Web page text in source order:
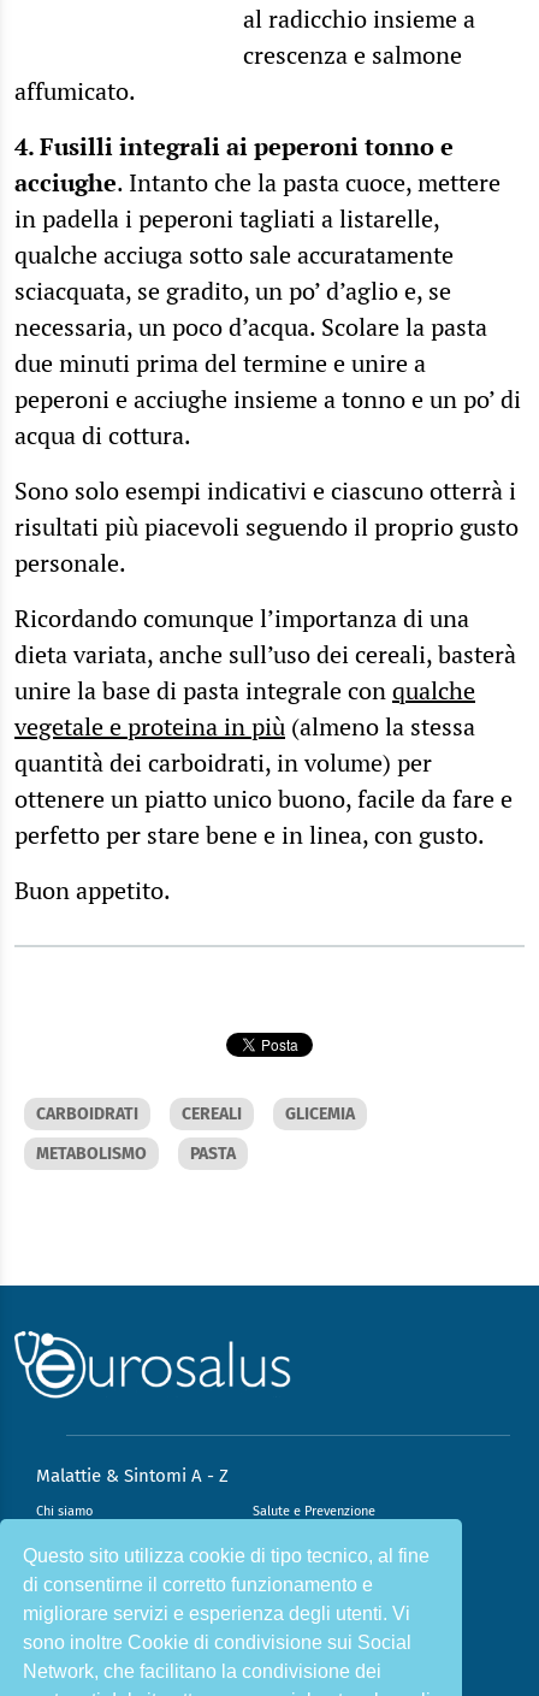
Questo sito utilizza cookie di tipo tecnico, al fine
di consentirne il corretto funzionamento e
migliorare servizi e esperienza degli utenti. Vi
sono inoltre Cookie di condivisione sui Social
Network, che facilitano la condivisione dei
al radicchio insieme a
crescenza e salmone
affumicato.
4. Fusilli integrali ai peperoni tonno e
acciughe. Intanto che la pasta cuoce, mettere
in padella i peperoni tagliati a listarelle,
qualche acciuga sotto sale accuratamente
sciacquata, se gradito, un po’ d’aglio e, se
necessaria, un poco d’acqua. Scolare la pasta
due minuti prima del termine e unire a
peperoni e acciughe insieme a tonno e un po’ di
acqua di cottura.
Sono solo esempi indicativi e ciascuno otterrà i
risultati più piacevoli seguendo il proprio gusto
personale.
Ricordando comunque l’importanza di una
dieta variata, anche sull’uso dei cereali, basterà
unire la base di pasta integrale conqualche
vegetale e proteina in più (almeno la stessa
quantità dei carboidrati, in volume) per
ottenere un piatto unico buono, facile da fare e
perfetto per stare bene e in linea, con gusto.
Buon appetito.
CARBOIDRATI CEREALI
GLICEMIA
METABOLISMO
PASTA
Malattie & Sintomi A - Z
Chi siamo Salute e Prevenzione
Infiammazione e Allergia Direzione scientifica
Nutrizione e Stili di vita Sport e Benessere
Cookie Policy L’angolo del dottore